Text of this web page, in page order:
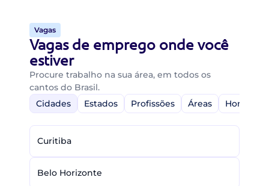
Vagas
Vagas de emprego onde você
estiver
Procure trabalho na sua área, em todos os
cantos do Brasil.
Cidades
Estados Profissões Áreas Home-
Curitiba
Belo Horizonte